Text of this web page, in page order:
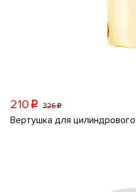
210 p 326p
Вертушка для